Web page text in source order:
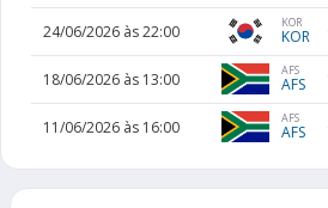
24/06/2026 às 22:00 KOR
KOR
18/06/2026 às 13:00 AFS
AFS
11/06/2026 às 16:00 AFS
AFS